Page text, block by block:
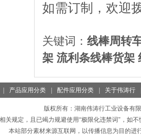
如需订制，欢迎
关键词：线棒周转
架 流利条线棒货架
产品应用分类 配件应用分类 关于伟涛行
版权所有： 湖南伟涛行工业设备有
关规定，且已竭力规避使用“极限化违禁词"，如
本站部分素材来源互联网，以传播信息为目的